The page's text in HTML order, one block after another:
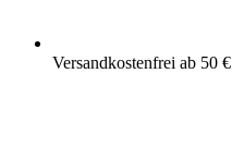
Versandkostenfrei ab 50 €